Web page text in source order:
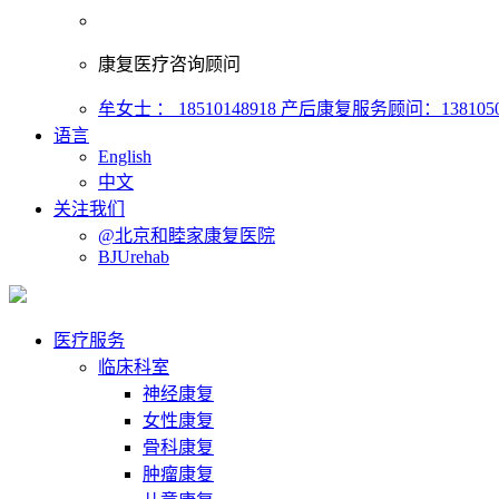
康复医疗咨询顾问
牟女士 ： 18510148918 产后康复服务顾问：
语言
English
中文
关注我们
@北京和睦家康复医院
BJUrehab
医疗服务
临床科室
神经康复
女性康复
骨科康复
肿瘤康复